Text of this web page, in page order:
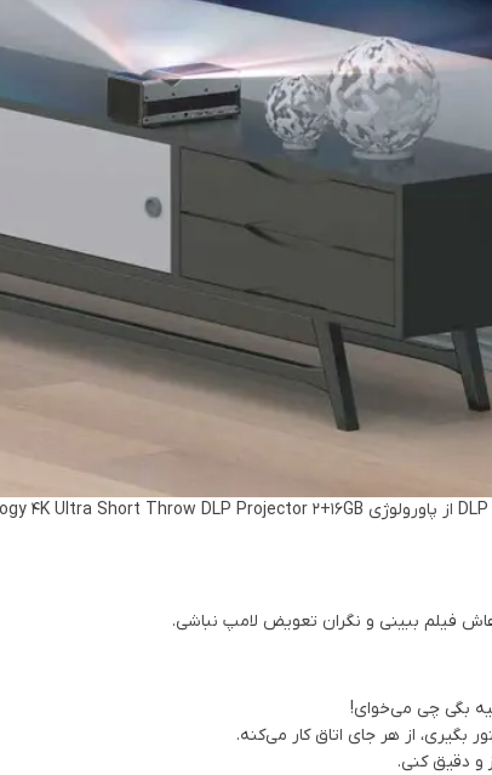
فیلم ببینی و نگران تعویض لامپ نباشی.
بگی چی می‌خوای!
بگیری، از هر جای اتاق کار می‌کنه.
و دقیق کنی.